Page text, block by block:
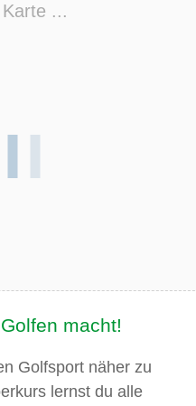
...
macht!
Golfsport näher zu
lernst du alle